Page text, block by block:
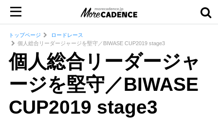
トップページ
ロードレース
個人総合リーダージャージを堅守／BIWASE CUP2019 stage3
個人総合リーダージャ
ージを堅守／BIWASE
CUP2019 stage3